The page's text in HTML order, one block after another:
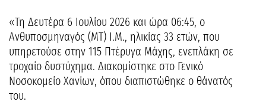
«Τη Δευτέρα 6 Ιουλίου 2026 και ώρα 06:45, ο
Ανθυποσμηναγός (ΜΤ) Ι.Μ., ηλικίας 33 ετών, που
υπηρετούσε στην 115 Πτέρυγα Μάχης, ενεπλάκη σε
τροχαίο δυστύχημα. Διακομίστηκε στο Γενικό
Νοσοκομείο Χανίων, όπου διαπιστώθηκε ο θάνατός
του.